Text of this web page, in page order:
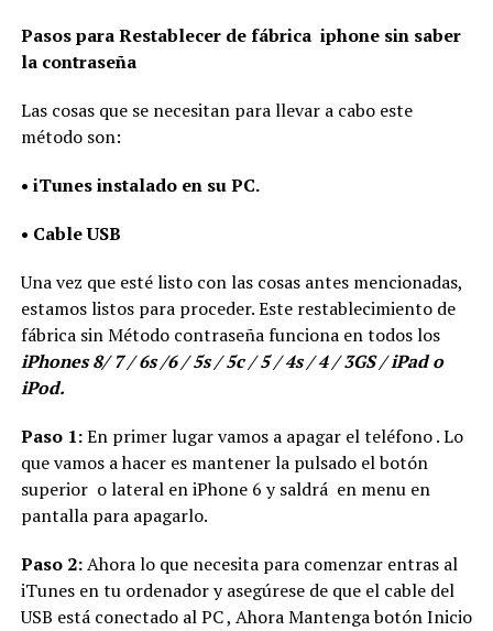
Pasos para Restablecer de fábrica iphone sin saber
la contraseña
Las cosas que se necesitan para llevar a cabo este
método son:
• iTunes instalado en su PC.
• Cable USB
Una vez que esté listo con las cosas antes mencionadas,
estamos listos para proceder. Este restablecimiento de
fábrica sin Método contraseña funciona en todos los
iPhones 8/ 7 / 6s /6 / 5s / 5c / 5 / 4s / 4 / 3GS / iPad o
iPod.
Paso 1:En primer lugar vamos a apagar el teléfono . Lo
que vamos a hacer es mantener la pulsado el botón
superior o lateral en iPhone 6 y saldrá en menu en
pantalla para apagarlo.
Paso 2:Ahora lo que necesita para comenzar entras al
iTunes en tu ordenador y asegúrese de que el cable del
USB está conectado al PC , Ahora Mantenga botón Inicio